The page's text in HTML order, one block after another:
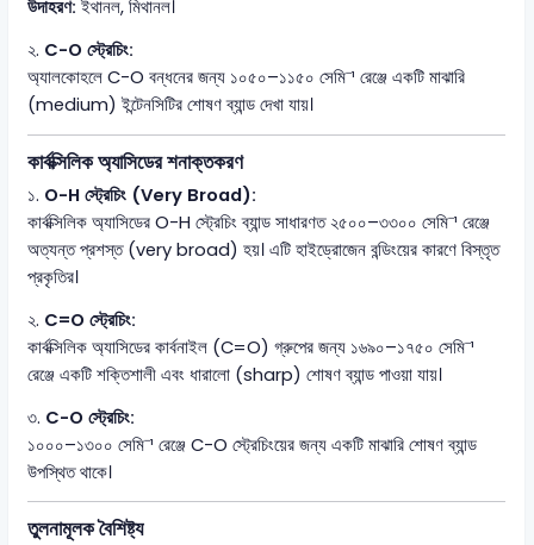
উদাহরণ: ইথানল, মিথানল।
২. C-O স্ট্রেচিং:
অ্যালকোহলে C-O বন্ধনের জন্য ১০৫০–১১৫০ সেমি⁻¹ রেঞ্জে একটি মাঝারি
(medium) ইন্টেনসিটির শোষণ ব্যান্ড দেখা যায়।
কার্বক্সিলিক অ্যাসিডের শনাক্তকরণ
১. O-H স্ট্রেচিং (Very Broad):
কার্বক্সিলিক অ্যাসিডের O-H স্ট্রেচিং ব্যান্ড সাধারণত ২৫০০–৩৩০০ সেমি⁻¹ রেঞ্জে
অত্যন্ত প্রশস্ত (very broad) হয়। এটি হাইড্রোজেন বন্ডিংয়ের কারণে বিস্তৃত
প্রকৃতির।
২. C=O স্ট্রেচিং:
কার্বক্সিলিক অ্যাসিডের কার্বনাইল (C=O) গ্রুপের জন্য ১৬৯০–১৭৫০ সেমি⁻¹
রেঞ্জে একটি শক্তিশালী এবং ধারালো (sharp) শোষণ ব্যান্ড পাওয়া যায়।
৩. C-O স্ট্রেচিং:
১০০০–১৩০০ সেমি⁻¹ রেঞ্জে C-O স্ট্রেচিংয়ের জন্য একটি মাঝারি শোষণ ব্যান্ড
উপস্থিত থাকে।
তুলনামূলক বৈশিষ্ট্য